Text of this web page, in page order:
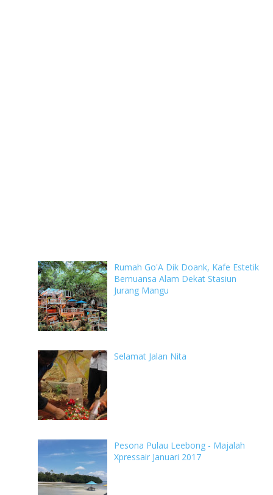
Rumah Go'A Dik Doank, Kafe Estetik
Bernuansa Alam Dekat Stasiun
Jurang Mangu
Selamat Jalan Nita
Pesona Pulau Leebong - Majalah
Xpressair Januari 2017